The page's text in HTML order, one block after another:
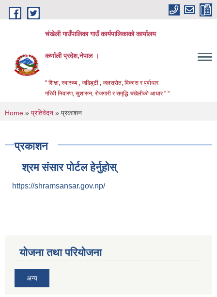
Skip to main content
चंखेली गाउँपालिका गाउँ कार्यपालिकाको कार्यालय
कर्णाली प्रदेश,नेपाल ।
" शिक्षा, स्वास्थ्य , जडिबुटी , जलस्रोत, विकास र पुर्वाधार
गरिबी निवारण, सुशासन, रोजगारी र समृद्धि चंखेलीको आधार " "
You are here
Home » प्रतिवेदन » प्रकाशन
प्रकाशन
श्रम संसार पोर्टल हेर्नुहोस्
https://shramsansar.gov.np/
योजना तथा परियोजना
अन्य